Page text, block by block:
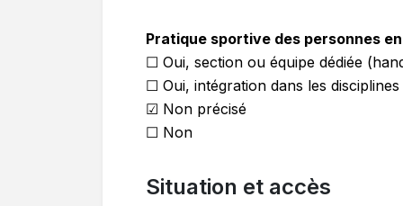
Pratique sportive des personnes
☐ Oui, section ou équipe dédiée
☐ Oui, intégration dans les disciplines
☑ Non précisé
☐ Non
Situation et accès